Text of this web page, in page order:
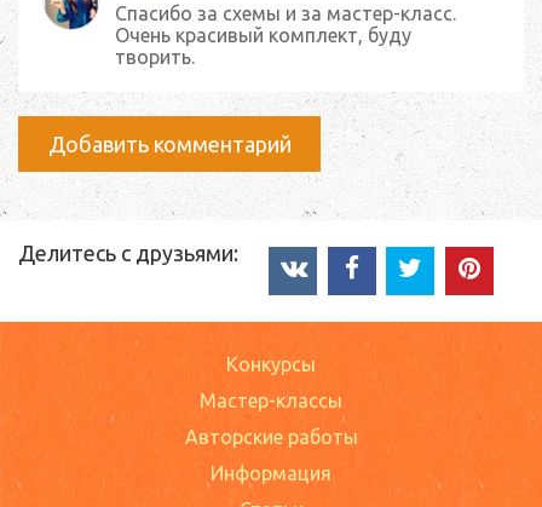
Спасибо за схемы и за мастер-класс.
Очень красивый комплект, буду
творить.
Добавить комментарий
Делитесь с друзьями:
Конкурсы
Мастер-классы
Авторские работы
Информация